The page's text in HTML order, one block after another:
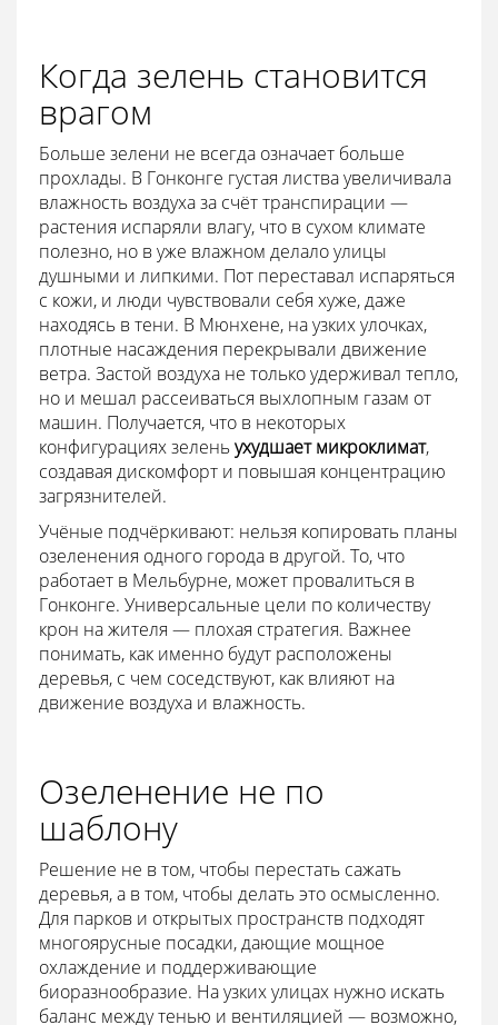
Когда зелень становится
врагом
Больше зелени не всегда означает больше
прохлады. В Гонконге густая листва увеличивала
влажность воздуха за счёт транспирации —
растения испаряли влагу, что в сухом климате
полезно, но в уже влажном делало улицы
душными и липкими. Пот переставал испаряться
с кожи, и люди чувствовали себя хуже, даже
находясь в тени. В Мюнхене, на узких улочках,
плотные насаждения перекрывали движение
ветра. Застой воздуха не только удерживал тепло,
но и мешал рассеиваться выхлопным газам от
машин. Получается, что в некоторых
конфигурациях зеленьухудшает микроклимат,
создавая дискомфорт и повышая концентрацию
загрязнителей.
Учёные подчёркивают: нельзя копировать планы
озеленения одного города в другой. То, что
работает в Мельбурне, может провалиться в
Гонконге. Универсальные цели по количеству
крон на жителя — плохая стратегия. Важнее
понимать, как именно будут расположены
деревья, с чем соседствуют, как влияют на
движение воздуха и влажность.
Озеленение не по
шаблону
Решение не в том, чтобы перестать сажать
деревья, а в том, чтобы делать это осмысленно.
Для парков и открытых пространств подходят
многоярусные посадки, дающие мощное
охлаждение и поддерживающие
биоразнообразие. На узких улицах нужно искать
баланс между тенью и вентиляцией — возможно,